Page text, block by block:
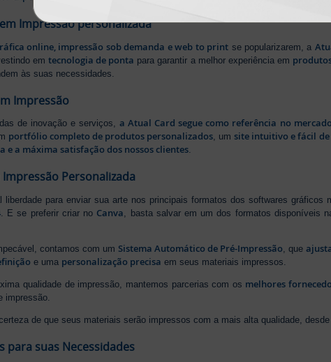
Impressão personalizada
online, impressão sob demanda e web to print se popularizarem, a
em tecnologia de ponta para garantir a melhor experiência em
às suas necessidades.
Impressão
de inovação e serviços,a Atual Card segue como referência no
portfólio completo de produtos personalizados, um site intuitivo e fácil
e a máxima satisfação dos nossos clientes.
Personalizada
liberdade para enviar sua arte nos principais formatos dos softwares gráficos
. E se preferir criar no Canva, basta salvar em um dos formatos disponíveis
contamos com um Sistema Automático de Pré-Impressão, que
e uma personalização precisa em seus materiais impressos.
qualidade de impressão, mantemos parcerias com os melhores
impressão.
de que seus materiais serão impressos com a mais alta qualidade,
para suas Necessidades